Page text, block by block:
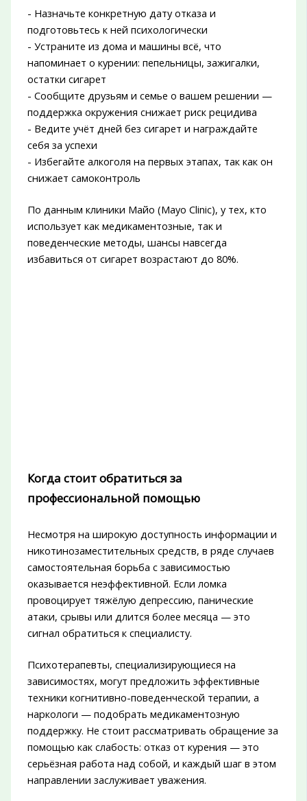
- Назначьте конкретную дату отказа и
подготовьтесь к ней психологически
- Устраните из дома и машины всё, что
напоминает о курении: пепельницы, зажигалки,
остатки сигарет
- Сообщите друзьям и семье о вашем решении —
поддержка окружения снижает риск рецидива
- Ведите учёт дней без сигарет и награждайте
себя за успехи
- Избегайте алкоголя на первых этапах, так как он
снижает самоконтроль
По данным клиники Майо (Mayo Clinic), у тех, кто
использует как медикаментозные, так и
поведенческие методы, шансы навсегда
избавиться от сигарет возрастают до 80%.
Когда стоит обратиться за
профессиональной помощью
Несмотря на широкую доступность информации и
никотинозаместительных средств, в ряде случаев
самостоятельная борьба с зависимостью
оказывается неэффективной. Если ломка
провоцирует тяжёлую депрессию, панические
атаки, срывы или длится более месяца — это
сигнал обратиться к специалисту.
Психотерапевты, специализирующиеся на
зависимостях, могут предложить эффективные
техники когнитивно-поведенческой терапии, а
наркологи — подобрать медикаментозную
поддержку. Не стоит рассматривать обращение за
помощью как слабость: отказ от курения — это
серьёзная работа над собой, и каждый шаг в этом
направлении заслуживает уважения.